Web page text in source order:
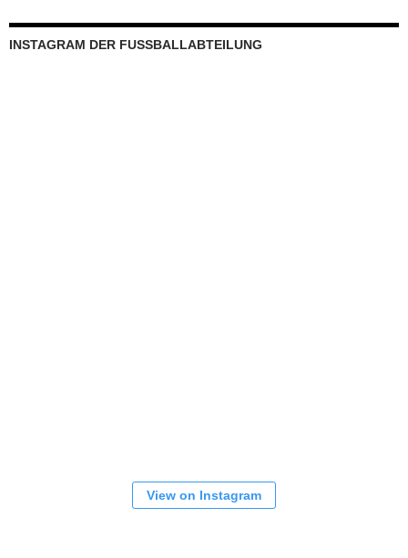
INSTAGRAM DER FUSSBALLABTEILUNG
View on Instagram